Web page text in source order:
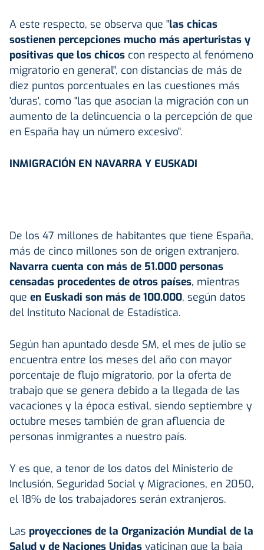
A este respecto, se observa que "las chicas
sostienen percepciones mucho más aperturistas y
positivas que los chicos con respecto al fenómeno
migratorio en general", con distancias de más de
diez puntos porcentuales en las cuestiones más
'duras', como "las que asocian la migración con un
aumento de la delincuencia o la percepción de que
en España hay un número excesivo".
INMIGRACIÓN EN NAVARRA Y EUSKADI
De los 47 millones de habitantes que tiene España,
más de cinco millones son de origen extranjero.
Navarra cuenta con más de 51.000 personas
censadas procedentes de otros países, mientras
que en Euskadi son más de 100.000, según datos
del Instituto Nacional de Estadística.
Según han apuntado desde SM, el mes de julio se
encuentra entre los meses del año con mayor
porcentaje de flujo migratorio, por la oferta de
trabajo que se genera debido a la llegada de las
vacaciones y la época estival, siendo septiembre y
octubre meses también de gran afluencia de
personas inmigrantes a nuestro país.
Y es que, a tenor de los datos del Ministerio de
Inclusión, Seguridad Social y Migraciones, en 2050,
el 18% de los trabajadores serán extranjeros.
Las proyecciones de la Organización Mundial de la
Salud y de Naciones Unidas vaticinan que la baja